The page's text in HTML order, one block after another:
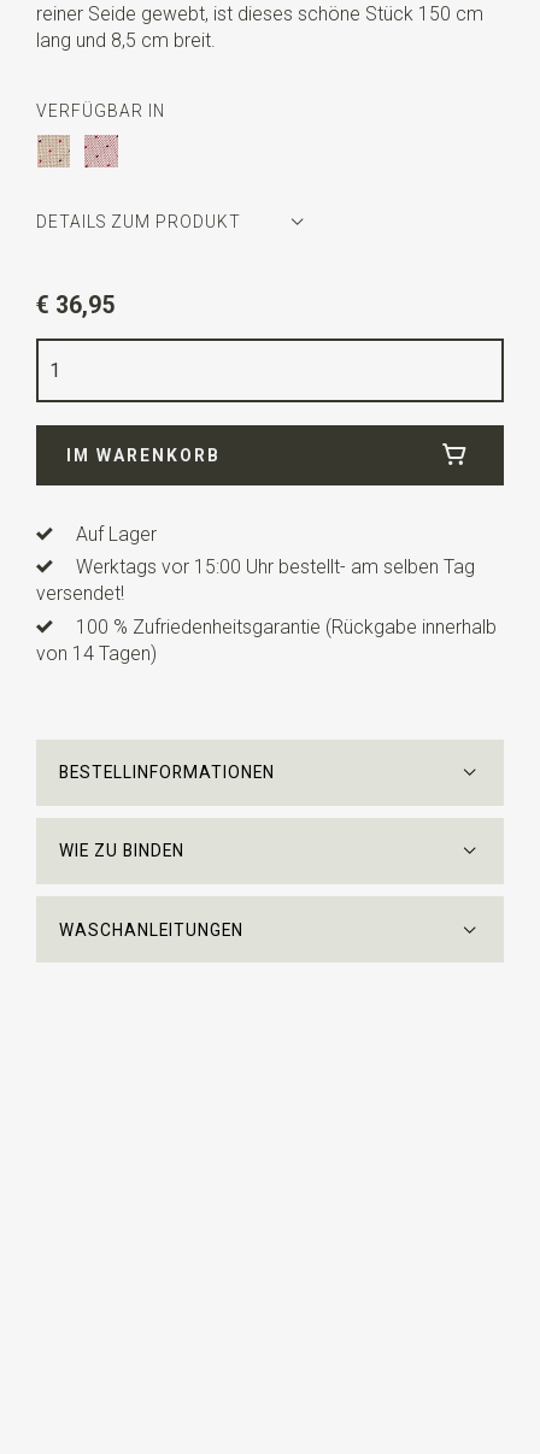
reiner Seide gewebt, ist dieses schöne Stück 150 cm
lang und 8,5 cm breit.
VERFÜGBAR IN
DETAILS ZUM PRODUKT
Farbe
Qualität
Länge ca. 150 cm
€ 36,95
IM WARENKORB
Auf Lager
Werktags vor 15:00 Uhr bestellt- am selben Tag
versendet!
100 % Zufriedenheitsgarantie (Rückgabe innerhalb
von 14 Tagen)
BESTELLINFORMATIONEN
WIE ZU BINDEN
WASCHANLEITUNGEN